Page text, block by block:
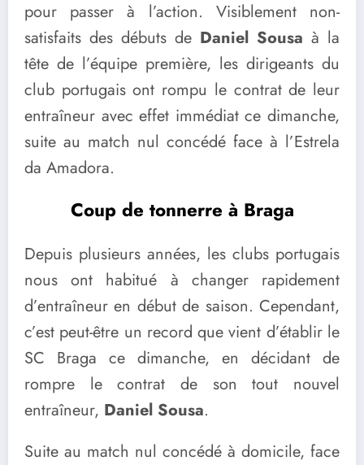
pour passer à l’action. Visiblement non-
satisfaits des débuts de Daniel Sousa à la
tête de l’équipe première, les dirigeants du
club portugais ont rompu le contrat de leur
entraîneur avec effet immédiat ce dimanche,
suite au match nul concédé face à l’Estrela
da Amadora.
Coup de tonnerre à Braga
Depuis plusieurs années, les clubs portugais
nous ont habitué à changer rapidement
d’entraîneur en début de saison. Cependant,
c’est peut-être un record que vient d’établir le
SC Braga ce dimanche, en décidant de
rompre le contrat de son tout nouvel
entraîneur, Daniel Sousa.
Suite au match nul concédé à domicile, face